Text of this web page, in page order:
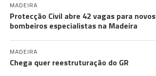
MADEIRA
Protecção Civil abre 42 vagas para novos
bombeiros especialistas na Madeira
MADEIRA
Chega quer reestruturação do GR